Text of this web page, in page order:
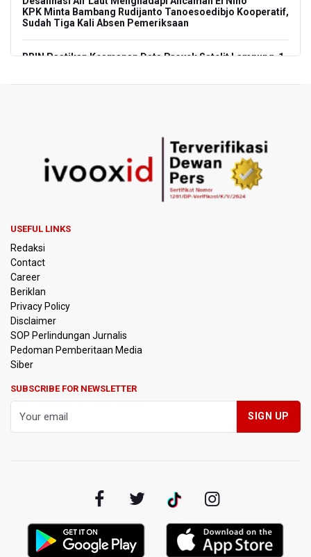
KPK Minta Bambang Rudijanto Tanoesoedibjo Kooperatif,
Sudah Tiga Kali Absen Pemeriksaan
BRIN Pastikan Keamanan Data Proyek Satelit Lampung-1
Kuasa Hukum Klaim 995 Airsoft Gun di Sekolah Swasta
Jaksel Berizin, Bantah Kepemilikan Senjata Api dan
Narkoba
Menperin Sebut Insentif Kendaraan Listrik untuk Produk
Lawan Persib Bandung
Dari Literasi Teks ke Literasi Multimodal
Kemenag Terbitkan 40 Buku Digital Pendidikan Agama
Islam, Dapat Diunduh Gratis
Polda Metro Jaya Pulangkan Tiga WNI Korban TPPO dari
Libya
995 Senjata Api Ditemukan di Sekolah Swasta di Pondok
Pemerintah Gelar Operasi Modifikasi Cuaca Percepat
USEFUL LINKS
Redaksi
Contact
Career
Beriklan
Privacy Policy
Disclaimer
SOP Perlindungan Jurnalis
Pedoman Pemberitaan Media
Siber
SUBSCRIBE FOR NEWSLETTER